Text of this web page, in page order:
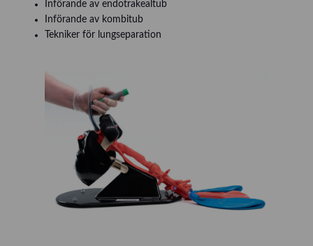
Införande av endotrakealtub
Införande av kombitub
Tekniker för lungseparation